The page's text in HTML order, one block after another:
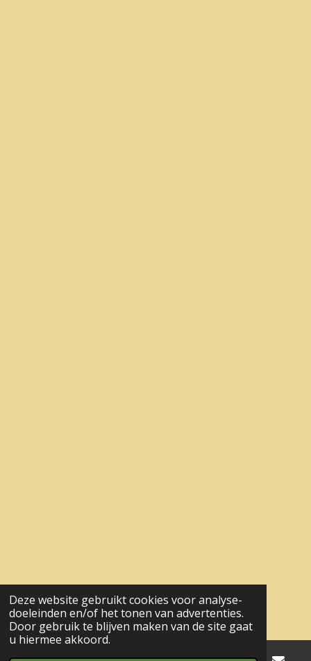
Deze website gebruikt cookies voor analyse-
doeleinden en/of het tonen van advertenties.
Door gebruik te blijven maken van de site gaat
u hiermee akkoord.